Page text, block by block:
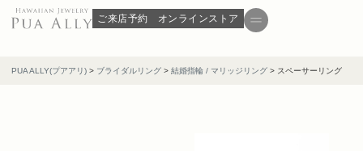
ご来店予約 オンラインストア
PUA ALLY(プアアリ) > ブライダルリング > 結婚指輪 / マリッジリング > スペーサーリング